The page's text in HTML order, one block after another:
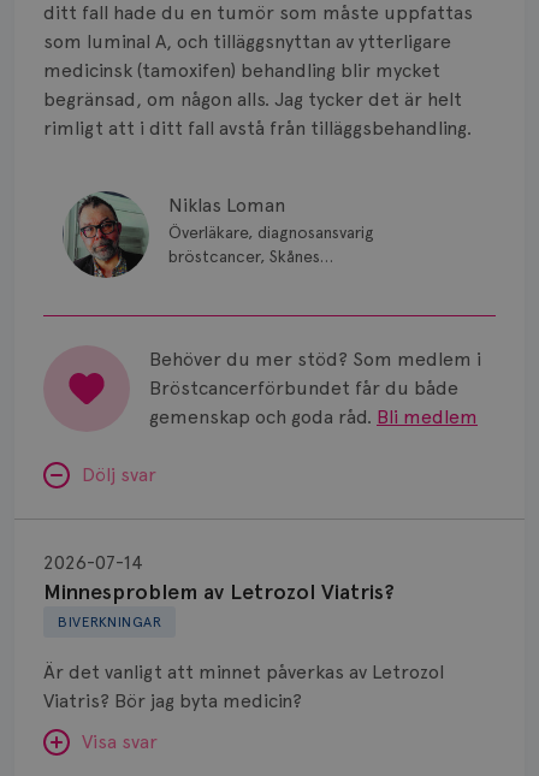
ditt fall hade du en tumör som måste uppfattas
som luminal A, och tilläggsnyttan av ytterligare
medicinsk (tamoxifen) behandling blir mycket
begränsad, om någon alls. Jag tycker det är helt
rimligt att i ditt fall avstå från tilläggsbehandling.
Niklas Loman
Överläkare, diagnosansvarig
bröstcancer, Skånes
Behöver du mer stöd? Som medlem i
Bröstcancerförbundet får du både
gemenskap och goda råd. Bli medlem
Dölj svar
BIVERKNINGAR
Minnesproblem av Letrozol Viatris?
2026-07-14
Är det vanligt att minnet påverkas av Letrozol
Viatris? Bör jag byta medicin?
Visa svar
Letrozol
Viatris?